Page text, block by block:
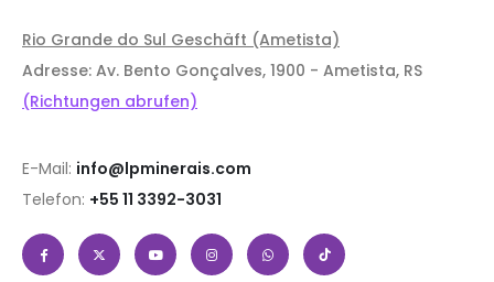
Rio Grande do Sul Geschäft (Ametista)
Adresse: Av. Bento Gonçalves, 1900 - Ametista, RS
(Richtungen abrufen)
E-Mail: info@lpminerais.com
Telefon: +55 11 3392-3031